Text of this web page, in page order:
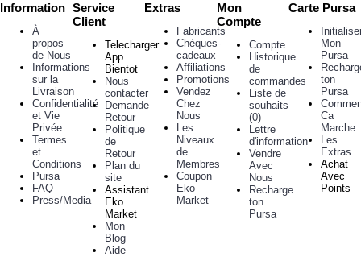
Information
À
propos
de Nous
Informations
sur la
Livraison
Confidentialité
et Vie
Privée
Termes
et
Conditions
Pursa
FAQ
Press/Media
Service
Client
Telecharger
App
Bientot
Nous
contacter
Demande
Retour
Politique
de
Retour
Plan du
site
Assistant
Eko
Market
Mon
Blog
Aide
Extras
Fabricants
Chèques-
cadeaux
Affiliations
Promotions
Vendez
Chez
Nous
Les
Niveaux
de
Membres
Coupon
Eko
Market
Mon
Compte
Compte
Historique
de
commandes
Liste de
souhaits
(0)
Lettre
d'information
Vendre
Avec
Nous
Recharge
ton
Pursa
Carte Pursa
Mon
Pursa
ton
Pursa
Ca
Marche
Les
Extras
Achat
Avec
Points